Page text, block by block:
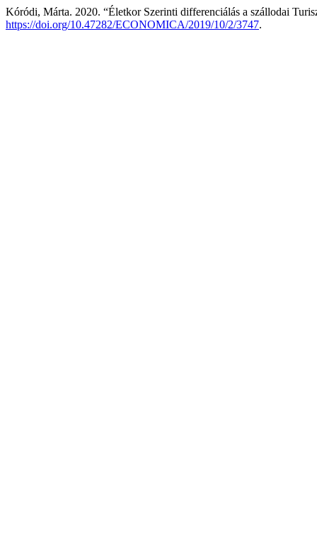
Kóródi, Márta. 2020. “Életkor Szerinti differenciálás a szállodai
https://doi.org/10.47282/ECONOMICA/2019/10/2/3747.